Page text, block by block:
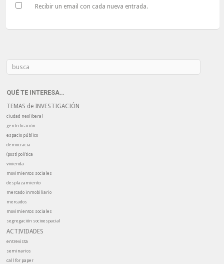
Recibir un email con cada nueva entrada.
QUÉ TE INTERESA…
TEMAS de INVESTIGACIÓN
ciudad neoliberal
gentrificación
espacio público
democracia
(post) política
vivienda
movimientos sociales
desplazamiento
mercado inmobiliario
mercados
movimientos sociales
segregación socioespacial
ACTIVIDADES
entrevista
seminarios
call for paper